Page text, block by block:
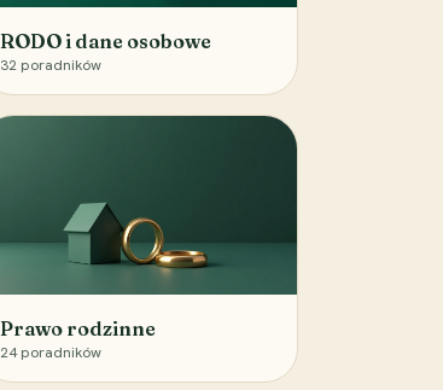
RODO i dane osobowe
32 poradników
Prawo rodzinne
24 poradników